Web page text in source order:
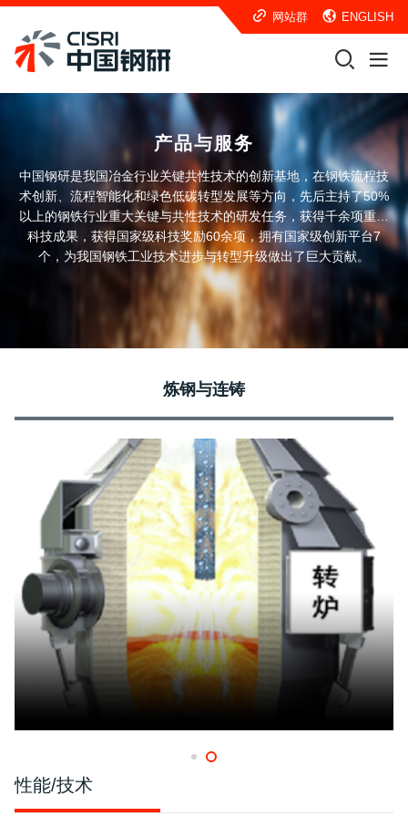
网站群 ENGLISH
产品与服务
中国钢研是我国冶金行业关键共性技术的创新基地，在钢铁流程技
术创新、流程智能化和绿色低碳转型发展等方向，先后主持了50%
以上的钢铁行业重大关键与共性技术的研发任务，获得千余项重大
科技成果，获得国家级科技奖励60余项，拥有国家级创新平台7
个，为我国钢铁工业技术进步与转型升级做出了巨大贡献。
炼钢与连铸
性能/技术